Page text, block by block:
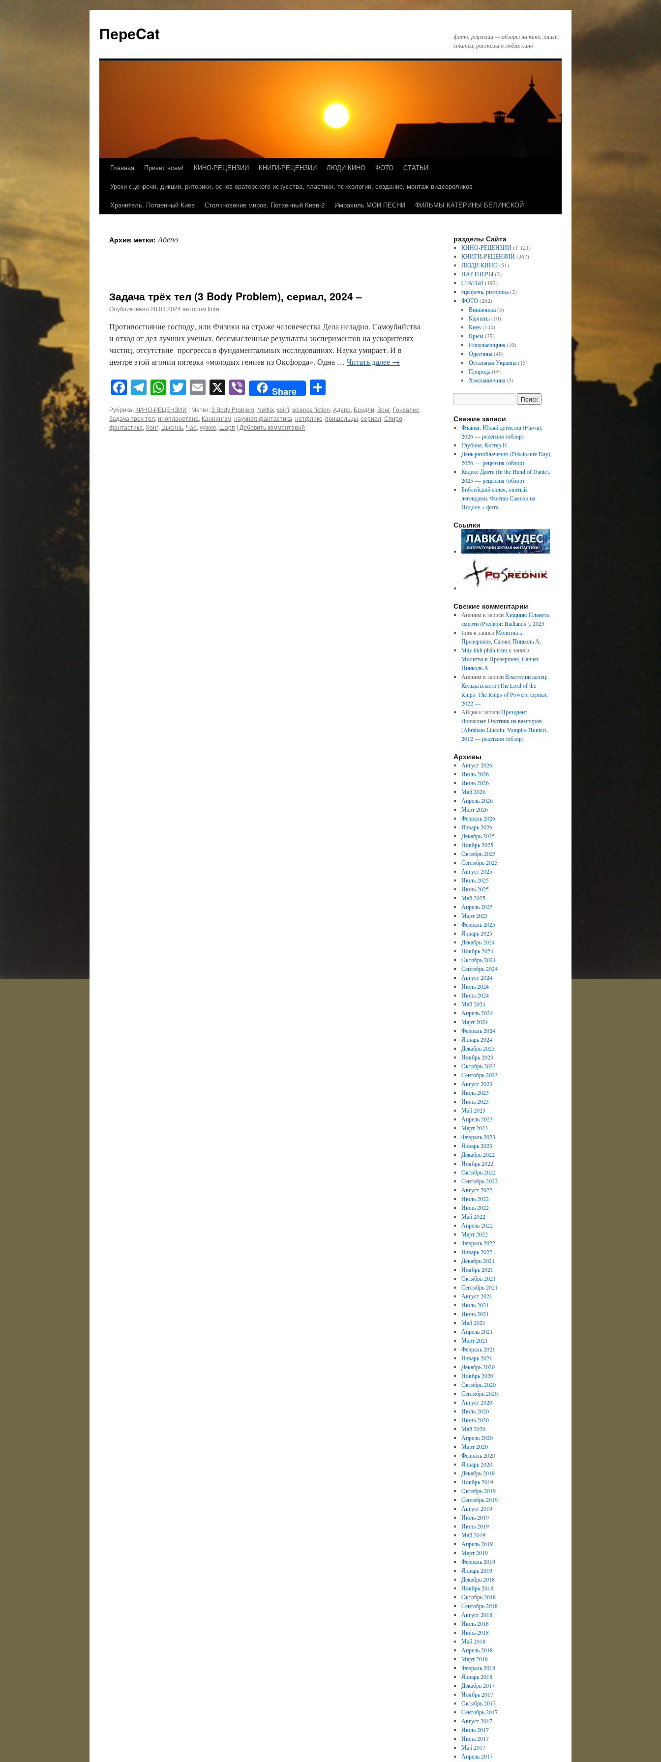
ПереCat
фото, рецензии — обзоры на кино, книги,
статьи, рассказы о людях кино
Главная Привет всем! КИНО-РЕЦЕНЗИИ КНИГИ-РЕЦЕНЗИИ ЛЮДИ КИНО ФОТО
СТАТЬИ
Уроки сценречи, дикции, риторики, основ ораторского искусства, пластики, психологии, создание, монтаж видеороликов
Хранитель. Потаенный Киев
Столкновение миров. Потаенный Киев-2 Имрахиль МОИ ПЕСНИ ФИЛЬМЫ КАТЕРИНЫ БЕЛИНСКОЙ
Архив метки:Адепо
Задача трёх тел (3 Body Problem), сериал, 2024 –
Опубликовано 28.03.2024автором Imra
Противостояние господу, или Физики на страже человечества Дела неладно. Самоубийства
и отход от дел лучших ученых, бессмысленные результаты экспериментов на ускорителях
частиц, отсутствие прогресса в фундаментальных исследованиях. Наука умирает. И в
центре этой агонии пятерка «молодых гениев из Оксфорда». Одна … Читать далее →
Facebook
Telegram
WhatsApp
Twitter
Email
X ViberShare
Рубрика: КИНО-РЕЦЕНЗИИ | Метки:3 Body Problem, Netflix,sci-fi,science fiction,Адепо, Брэдли, Вонг, Гонсалес,
Задача трех тел,инопланетяне, Каннингэм,научная фантастика,нетфликс,пришельцы,сериал,Спиро,
фантастика,Хонг, Цысинь, Чао,чужие, Шарп | Добавить комментарий
разделы Сайта
КИНО-РЕЦЕНЗИИ(1 121)
КНИГИ-РЕЦЕНЗИИ(367)
ЛЮДИ КИНО(51)
ПАРТНЕРЫ(2)
СТАТЬИ(192)
сценречь, риторика(2)
ФОТО(262)
Винничина(5)
Карпаты(10)
Киев(144)
Крым(37)
Николаевщина(10)
Одесчина(40)
Остальная Украина(15)
Природа(69)
Хмельниччина(3)
Свежие записи
Флавия. Юный детектив (Flavia),
2026 — рецензия (обзор)
Глубина, Каттер Н.
День разоблачения (Disclosure Day),
2026 — рецензия (обзор)
Кодекс Данте (In the Hand of Dante),
2025 — рецензия (обзор)
Библейский силач, овитый
легендами. Фонтан Самсон на
Подоле + фото
Ссылки
Свежие комментарии
Аноним к записиХищник: Планета
смерти (Predator: Badlands ), 2025
Imraк записиМолитва к
Прозерпине, Санчес Пиньоль А.
Máy tính phần trămк записи
Молитва к Прозерпине, Санчес
Пиньоль А.
Аноним к записиВластелин колец:
Кольца власти (The Lord of the
Rings: The Rings of Power), сериал,
2022 —
Айдинк записиПрезидент
Линкольн: Охотник на вампиров
(Abraham Lincoln: Vampire Hunter),
2012 — рецензия (обзор)
Архивы
Август 2026
Июль 2026
Июнь 2026
Май 2026
Апрель 2026
Март 2026
Февраль 2026
Январь 2026
Декабрь 2025
Ноябрь 2025
Октябрь 2025
Сентябрь 2025
Август 2025
Июль 2025
Июнь 2025
Май 2025
Апрель 2025
Март 2025
Февраль 2025
Январь 2025
Декабрь 2024
Ноябрь 2024
Октябрь 2024
Сентябрь 2024
Август 2024
Июль 2024
Июнь 2024
Май 2024
Апрель 2024
Март 2024
Февраль 2024
Январь 2024
Декабрь 2023
Ноябрь 2023
Октябрь 2023
Сентябрь 2023
Август 2023
Июль 2023
Июнь 2023
Май 2023
Апрель 2023
Март 2023
Февраль 2023
Январь 2023
Декабрь 2022
Ноябрь 2022
Октябрь 2022
Сентябрь 2022
Август 2022
Июль 2022
Июнь 2022
Май 2022
Апрель 2022
Март 2022
Февраль 2022
Январь 2022
Декабрь 2021
Ноябрь 2021
Октябрь 2021
Сентябрь 2021
Август 2021
Июль 2021
Июнь 2021
Май 2021
Апрель 2021
Март 2021
Февраль 2021
Январь 2021
Декабрь 2020
Ноябрь 2020
Октябрь 2020
Сентябрь 2020
Август 2020
Июль 2020
Июнь 2020
Май 2020
Апрель 2020
Март 2020
Февраль 2020
Январь 2020
Декабрь 2019
Ноябрь 2019
Октябрь 2019
Сентябрь 2019
Август 2019
Июль 2019
Июнь 2019
Май 2019
Апрель 2019
Март 2019
Февраль 2019
Январь 2019
Декабрь 2018
Ноябрь 2018
Октябрь 2018
Сентябрь 2018
Август 2018
Июль 2018
Июнь 2018
Май 2018
Апрель 2018
Март 2018
Февраль 2018
Январь 2018
Декабрь 2017
Ноябрь 2017
Октябрь 2017
Сентябрь 2017
Август 2017
Июль 2017
Июнь 2017
Май 2017
Апрель 2017